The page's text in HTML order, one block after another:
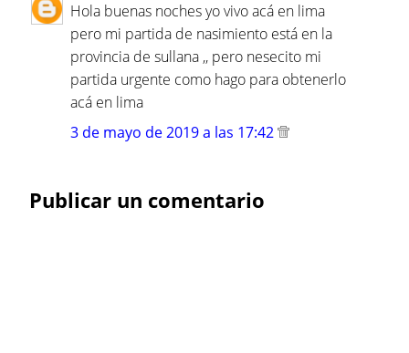
Hola buenas noches yo vivo acá en lima
pero mi partida de nasimiento está en la
provincia de sullana ,, pero nesecito mi
partida urgente como hago para obtenerlo
acá en lima
3 de mayo de 2019 a las 17:42
Publicar un comentario